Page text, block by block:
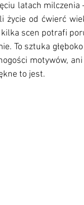
latach milczenia
od ćwierć
scen potrafi
To sztuka
motywów,
to jest.